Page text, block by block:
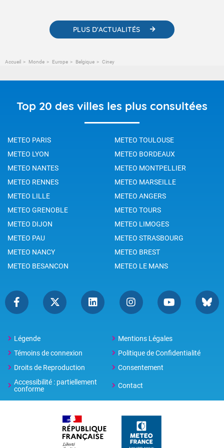
PLUS D'ACTUALITÉS
Accueil Monde Europe Belgique Ciney
Top 20 des villes les plus consultées
METEO PARIS
METEO TOULOUSE
METEO LYON
METEO BORDEAUX
METEO NANTES
METEO MONTPELLIER
METEO RENNES
METEO MARSEILLE
METEO LILLE
METEO ANGERS
METEO GRENOBLE
METEO TOURS
METEO DIJON
METEO LIMOGES
METEO PAU
METEO STRASBOURG
METEO NANCY
METEO BREST
METEO BESANCON
METEO LE MANS
Légende
Mentions Légales
Témoins de connexion
Politique de Confidentialité
Droits de Reproduction
Consentement
Accessibilité : partiellement
conforme
Contact